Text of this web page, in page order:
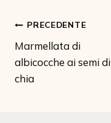
Navigazione
articoli
PRECEDENTE
Marmellata di
albicocche ai semi di
chia